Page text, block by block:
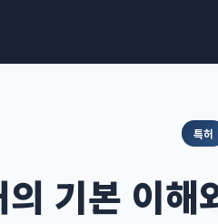
특허
의 기본 이해